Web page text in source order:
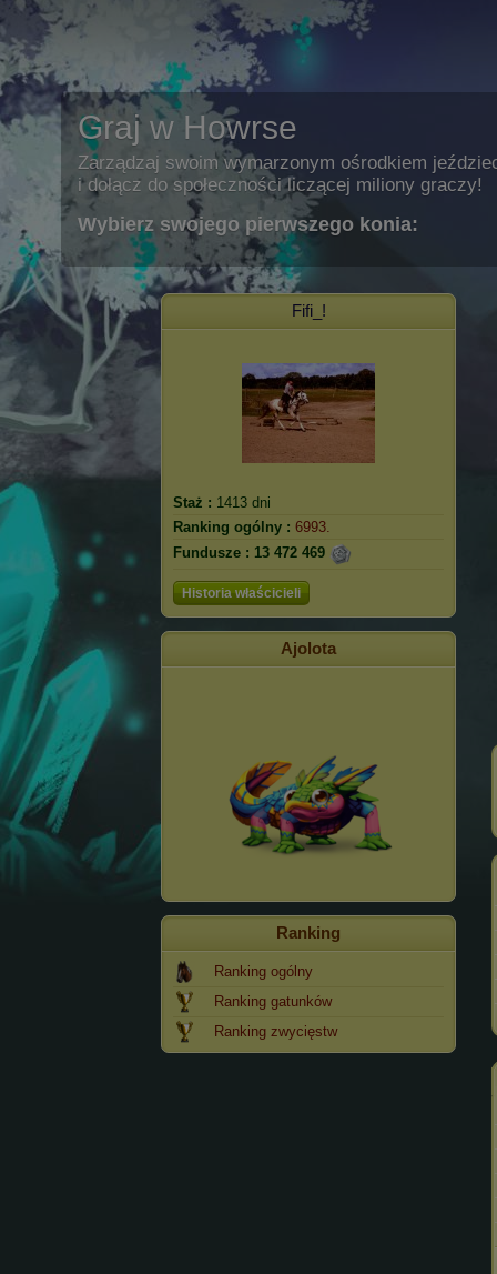
Graj w Howrse
Zarządzaj swoim wymarzonym ośrodkiem
i dołącz do społeczności liczącej miliony graczy!
Wybierz swojego pierwszego konia:
Fifi_!
Staż : 1413 dni
Ranking ogólny : 6993.
Fundusze : 13 472 469
Historia właścicieli
Ajolota
Ranking
Ranking ogólny
Ranking gatunków
Ranking zwycięstw